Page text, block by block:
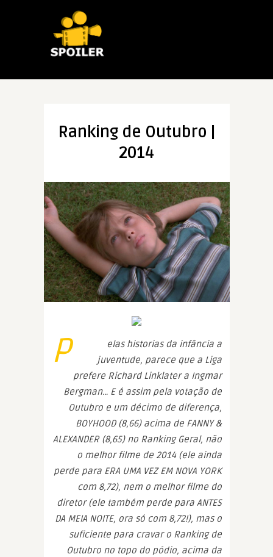
Ranking de Outubro |
2014
P
elas historias da infância a
juventude, parece que a Liga
prefere Richard Linklater a Ingmar
Bergman… E é assim pela votação de
Outubro e um décimo de diferença,
BOYHOOD (8,66) acima de FANNY &
ALEXANDER (8,65) no Ranking Geral, não
o melhor filme de 2014 (ele ainda
perde para ERA UMA VEZ EM NOVA YORK
com 8,72), nem o melhor filme do
diretor (ele também perde para ANTES
DA MEIA NOITE, ora só com 8,72!), mas o
suficiente para cravar o Ranking de
Outubro no topo do pódio, acima da